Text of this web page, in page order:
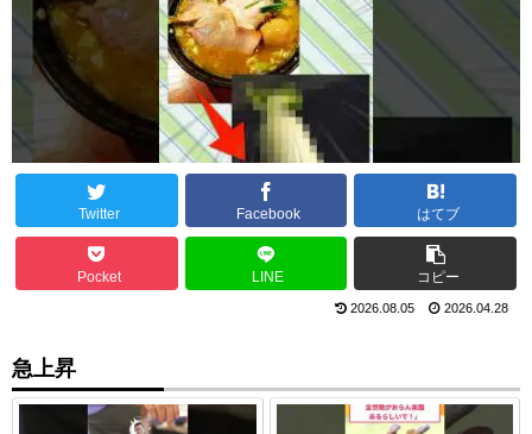
Twitter Facebook はてブ
Pocket LINE コピー
2026.08.05 2026.04.28
急上昇